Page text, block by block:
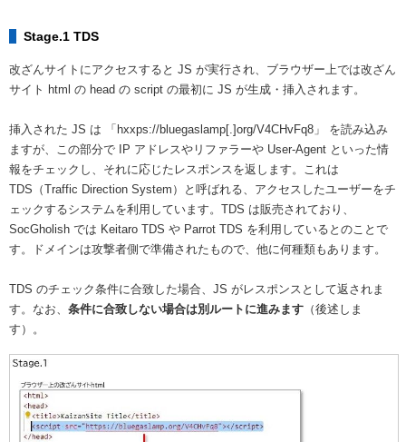
Stage.1 TDS
改ざんサイトにアクセスすると JS が実行され、ブラウザー上では改ざん
サイト html の head の script の最初に JS が生成・挿入されます。
挿入された JS は 「hxxps://bluegaslamp[.]org/V4CHvFq8」 を読み込み
ますが、この部分で IP アドレスやリファラーや User-Agent といった情
報をチェックし、それに応じたレスポンスを返します。これは
TDS（Traffic Direction System）
と呼ばれる、アクセスしたユーザーをチ
ェックするシステムを利用しています。TDS は販売されており、
SocGholish では Keitaro TDS や Parrot TDS を利用しているとのことで
す。ドメインは攻撃者側で準備されたもので、他に何種類もあります。
TDS のチェック条件に合致した場合、JS がレスポンスとして返されま
す。なお、 条件に合致しない場合は別ルートに進みます （後述しま
す）。